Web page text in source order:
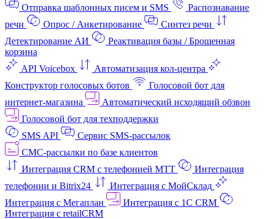
Отправка шаблонных писем и SMS
Распознавание
речи
Опрос / Анкетирование
Синтез речи
Детектирование АИ
Реактивация базы / Брошенная
корзина
API Voicebox
Автоматизация кол‑центра
Конструктор голосовых ботов
Голосовой бот для
интернет‑магазина
Автоматический исходящий обзвон
Голосовой бот для техподдержки
SMS API
Сервис SMS-рассылок
СМС-рассылки по базе клиентов
Интеграция CRM с телефонией МТТ
Интеграция
телефонии и Bitrix24
Интеграция с МойСклад
Интеграция с Мегаплан
Интеграция с 1C CRM
Интеграция с retailCRM